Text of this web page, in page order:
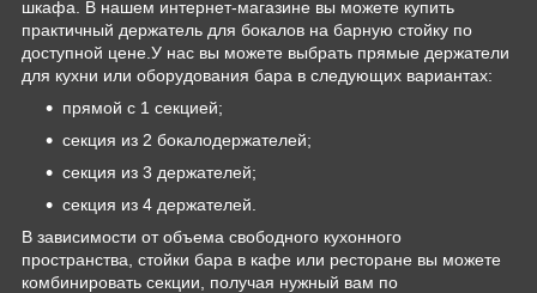
шкафа. В нашем интернет-магазине вы можете купить
практичный держатель для бокалов на барную стойку по
доступной цене.У нас вы можете выбрать прямые держатели
для кухни или оборудования бара в следующих вариантах:
прямой с 1 секцией;
секция из 2 бокалодержателей;
секция из 3 держателей;
секция из 4 держателей.
В зависимости от объема свободного кухонного
пространства, стойки бара в кафе или ресторане вы можете
комбинировать секции, получая нужный вам по